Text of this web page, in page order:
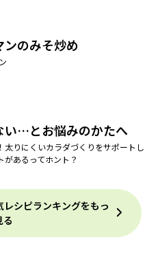
のみそ炒め
い…とお悩みのかたへ
太りにくいカラダづくりをサポートし
があるってホント？
シピランキングをもっ
る